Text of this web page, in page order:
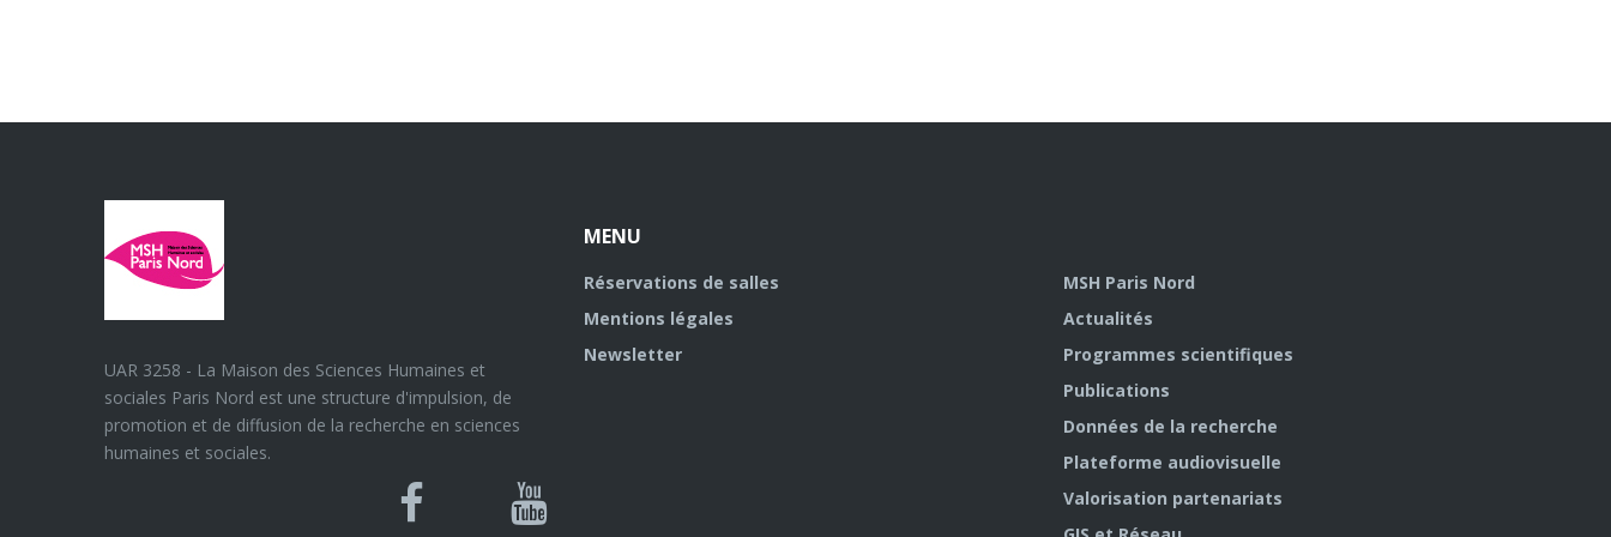
UAR 3258 - La Maison des Sciences Humaines et
sociales Paris Nord est une structure d'impulsion, de
promotion et de diffusion de la recherche en sciences
humaines et sociales.
Bluesky
Canal
MENU
Réservations de salles
Mentions légales
Newsletter
MSH Paris Nord
Actualités
Programmes scientifiques
Publications
Données de la recherche
Plateforme audiovisuelle
Valorisation partenariats